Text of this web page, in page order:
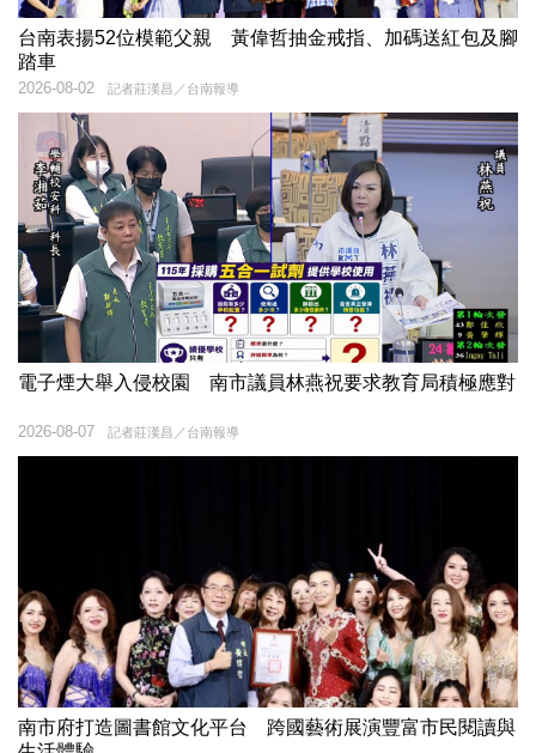
台南表揚52位模範父親 黃偉哲抽金戒指、加碼送紅包及腳
踏車
記者莊漢昌／台南報導
2026-08-02
電子煙大舉入侵校園 南市議員林燕祝要求教育局積極應對
記者莊漢昌／台南報導
2026-08-07
南市府打造圖書館文化平台 跨國藝術展演豐富市民閱讀與